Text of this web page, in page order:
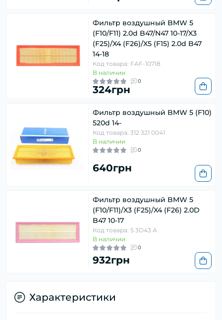
Фильтр воздушный BMW 5
(F10/F11) 2.0d B47/N47 10-17/X3
(F25)/X4 (F26)/X5 (F15) 2.0d B47
14-18
Код товара: FAF-10718
В наличии
0
324грн
Фильтр воздушный BMW 5 (F10)
520d 14-
Код товара: 312 321 0041
В наличии
0
640грн
Фильтр воздушный BMW 5
(F10/F11)/X3 (F25)/X4 (F26) 2.0D
B47 10-17
Код товара: S 3D43 A
В наличии
0
932грн
Характеристики